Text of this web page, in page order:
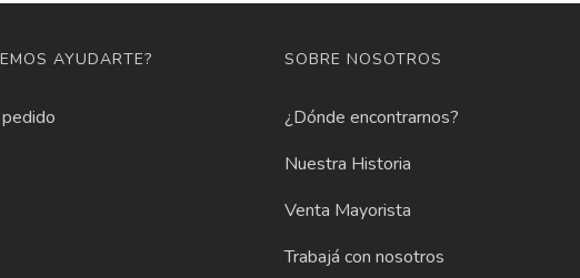
AYUDARTE? SOBRE NOSOTROS
¿Dónde encontrarnos?
Nuestra Historia
Venta Mayorista
Trabajá con nosotros